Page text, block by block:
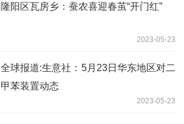
隆阳区瓦房乡：蚕农喜迎春茧“开门红”
2023-05-23
全球报道:生意社：5月23日华东地区对二
甲苯装置动态
2023-05-23